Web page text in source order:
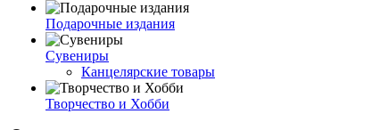
Подарочные издания
Сувениры
Канцелярские товары
Творчество и Хобби